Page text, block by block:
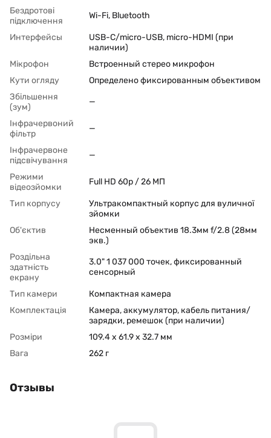
Бездротові
підключення
Wi-Fi, Bluetooth
Интерфейсы
USB-C/micro-USB, micro-HDMI (при
наличии)
Мікрофон
Встроенный стерео микрофон
Кути огляду
Определено фиксированным объективом
Збільшення
(зум)
—
Інфрачервоний
фільтр
—
Інфрачервоне
підсвічування
—
Режими
відеозйомки
Full HD 60p / 26 МП
Тип корпусу
Ультракомпактный корпус для вуличної
зйомки
Об'єктив
Несменный объектив 18.3мм f/2.8 (28мм
экв.)
Роздільна
здатність
екрану
3.0" 1 037 000 точек, фиксированный
сенсорный
Тип камери
Компактная камера
Комплектація
Камера, аккумулятор, кабель питания/
зарядки, ремешок (при наличии)
Розміри
109.4 x 61.9 x 32.7 мм
Вага
262 г
Отзывы